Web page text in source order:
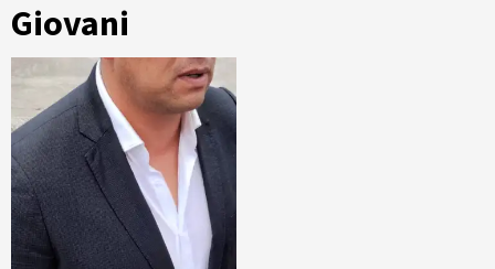
Giovani